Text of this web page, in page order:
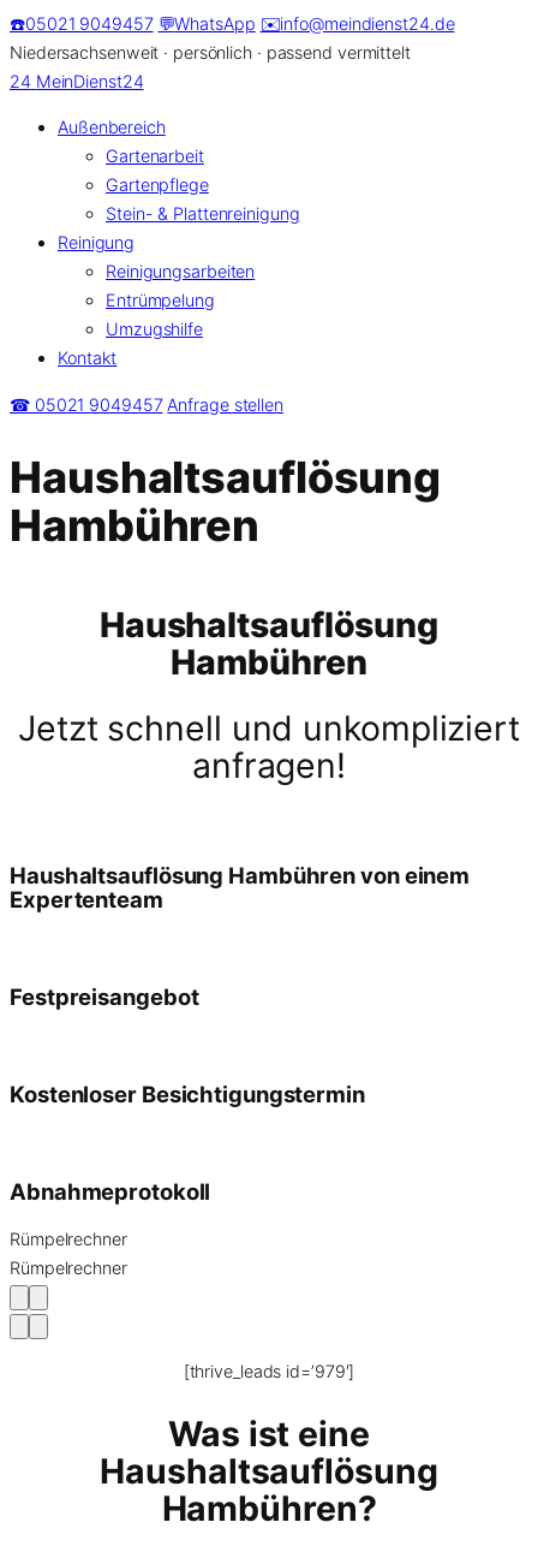
Zum
Inhalt
springen
☎️05021 9049457 💬WhatsApp ✉️info@meindienst24.de
Niedersachsenweit · persönlich · passend vermittelt
24 MeinDienst24
Außenbereich
Gartenarbeit
Gartenpflege
Stein- & Plattenreinigung
Reinigung
Reinigungsarbeiten
Entrümpelung
Umzugshilfe
Kontakt
☎ 05021 9049457 Anfrage stellen
Haushaltsauflösung
Hambühren
Haushaltsauflösung
Hambühren
Jetzt schnell und unkompliziert
anfragen!
Haushaltsauflösung Hambühren von einem
Expertenteam
Festpreisangebot
Kostenloser Besichtigungstermin
Abnahmeprotokoll
Rümpelrechner
Rümpelrechner
[thrive_leads id=’979′]
Was ist eine
Haushaltsauflösung
Hambühren?